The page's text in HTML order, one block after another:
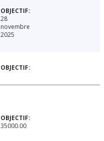
28
novembre
2025
35000.00